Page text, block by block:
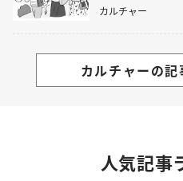
カルチャー
カルチャーの
人気記事